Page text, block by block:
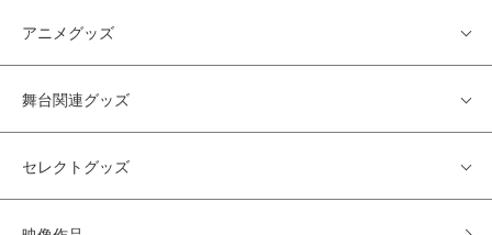
アニメグッズ
舞台関連グッズ
セレクトグッズ